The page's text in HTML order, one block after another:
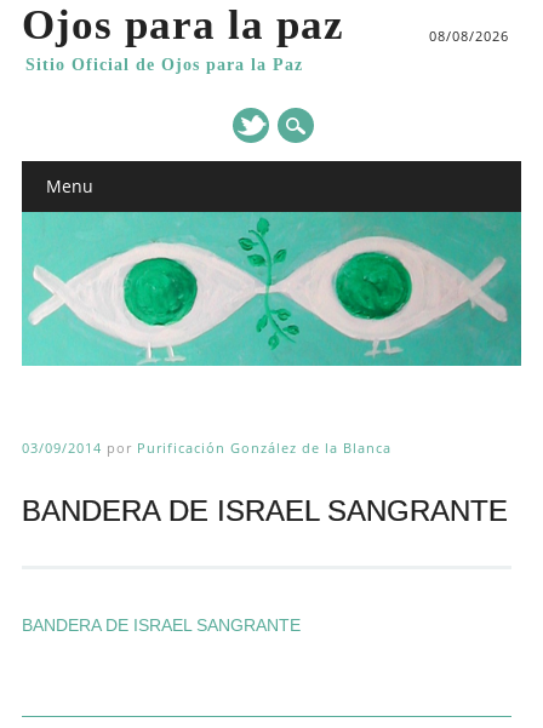
Ojos para la paz
Sitio Oficial de Ojos para la Paz
08/08/2026
Main menu
Menu
03/09/2014 por Purificación González de la Blanca
BANDERA DE ISRAEL SANGRANTE
BANDERA DE ISRAEL SANGRANTE